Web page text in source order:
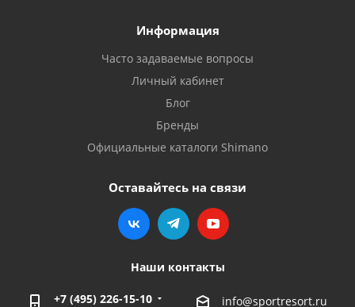
Информация
Часто задаваемые вопросы
Личный кабинет
Блог
Бренды
Официальные каталоги Shimano
Оставайтесь на связи
Наши контакты
+7 (495) 226-15-10 info@sportresort.ru